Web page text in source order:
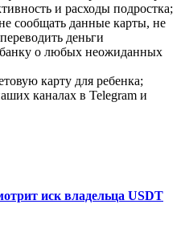
и расходы подростка;
сообщать данные карты, не
деньги
о любых неожиданных
карту для ребенка;
каналах в Telegram и
иск владельца USDT